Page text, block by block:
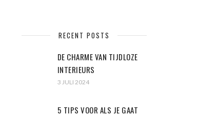
RECENT POSTS
DE CHARME VAN TIJDLOZE
INTERIEURS
3 JULI 2024
5 TIPS VOOR ALS JE GAAT